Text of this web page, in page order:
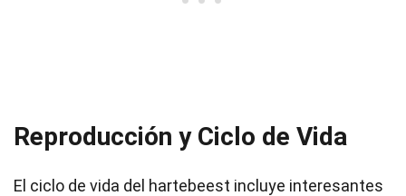
Reproducción y Ciclo de Vida
El ciclo de vida del hartebeest incluye interesantes